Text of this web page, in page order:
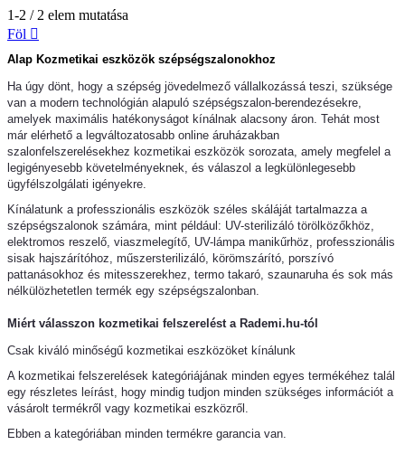
1-2 / 2 elem mutatása
Föl 
Alap Kozmetikai eszközök szépségszalonokhoz
Ha úgy dönt, hogy a szépség jövedelmező vállalkozássá teszi, szüksége
van a modern technológián alapuló szépségszalon-berendezésekre,
amelyek maximális hatékonyságot kínálnak alacsony áron. Tehát most
már elérhető a legváltozatosabb online áruházakban
szalonfelszerelésekhez kozmetikai eszközök sorozata, amely megfelel a
legigényesebb követelményeknek, és válaszol a legkülönlegesebb
ügyfélszolgálati igényekre.
Kínálatunk a professzionális eszközök széles skáláját tartalmazza a
szépségszalonok számára, mint például: UV-sterilizáló törölközőkhöz,
elektromos reszelő, viaszmelegítő, UV-lámpa manikűrhöz, professzionális
sisak hajszárítóhoz, műszersterilizáló, körömszárító, porszívó
pattanásokhoz és mitesszerekhez, termo takaró, szaunaruha és sok más
nélkülözhetetlen termék egy szépségszalonban.
Miért válasszon kozmetikai felszerelést a Rademi.hu-tól
Csak kiváló minőségű kozmetikai eszközöket kínálunk
A kozmetikai felszerelések kategóriájának minden egyes termékéhez talál
egy részletes leírást, hogy mindig tudjon minden szükséges információt a
vásárolt termékről vagy kozmetikai eszközről.
Ebben a kategóriában minden termékre garancia van.